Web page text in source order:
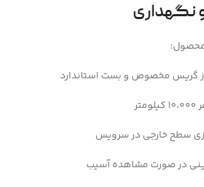
نگهداری
محصول:
گریس مخصوص و بست استاندارد
سطح خارجی در سرویس
در صورت مشاهده آسیب